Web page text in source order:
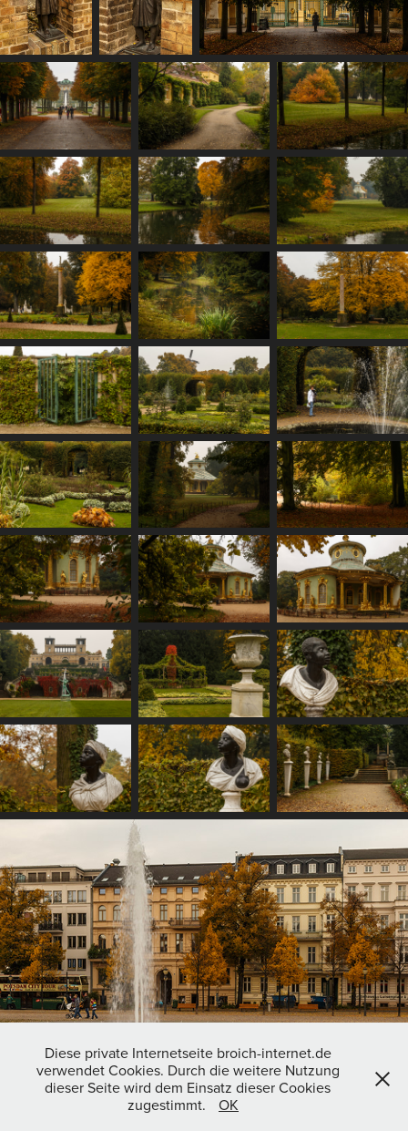
Diese private Internetseite broich-internet.de
verwendet Cookies. Durch die weitere Nutzung
dieser Seite wird dem Einsatz dieser Cookies
zugestimmt.
OK